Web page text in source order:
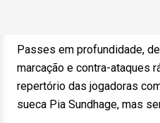
Passes em profundidade,
marcação e contra-ataques
repertório das jogadoras
sueca Pia Sundhage, mas